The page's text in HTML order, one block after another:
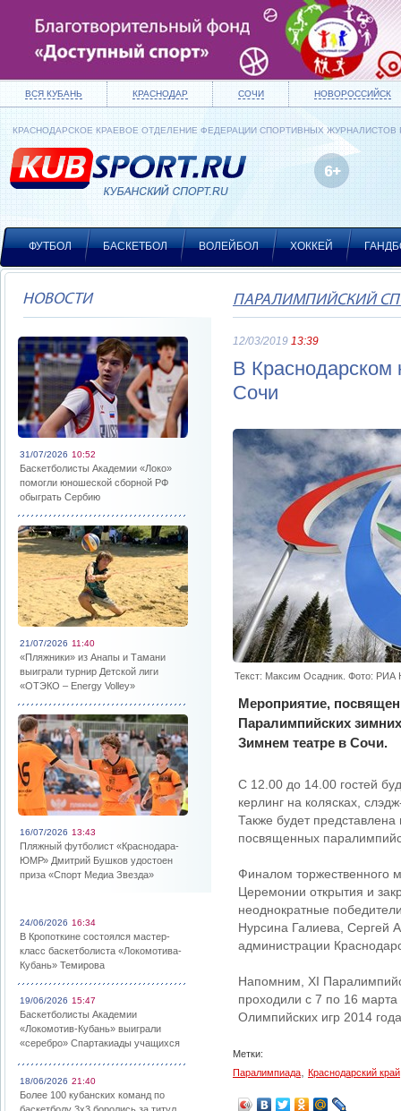
ВСЯ КУБАНЬ КРАСНОДАР СОЧИ НОВОРОССИЙСК
КРАСНОДАРСКОЕ КРАЕВОЕ ОТДЕЛЕНИЕ ФЕДЕРАЦИИ СПОРТИВНЫХ ЖУРНАЛИСТОВ
ФУТБОЛ БАСКЕТБОЛ ВОЛЕЙБОЛ ХОККЕЙ
НОВОСТИ
31/07/2026 10:52
Баскетболисты Академии «Локо»
помогли юношеской сборной РФ
обыграть Сербию
21/07/2026 11:40
«Пляжники» из Анапы и Тамани
выиграли турнир Детской лиги
«ОТЭКО – Energy Volley»
16/07/2026 13:43
Пляжный футболист «Краснодара-
ЮМР» Дмитрий Бушков удостоен
приза «Спорт Медиа Звезда»
24/06/2026 16:34
В Кропоткине состоялся мастер-
класс баскетболиста «Локомотива-
Кубань» Темирова
19/06/2026 15:47
Баскетболисты Академии
«Локомотив-Кубань» выиграли
«серебро» Спартакиады учащихся
18/06/2026 21:40
Более 100 кубанских команд по
ПАРАЛИМПИЙСКИЙ
12/03/2019 13:39
В Краснодарском
Сочи
Текст: Максим Осадник. Фото: РИА
Мероприятие,
Паралимпийских
Зимнем театре в Сочи.
С 12.00 до 14.00 гостей
керлинг на колясках,
Также будет
посвященных
Финалом торжественного
Церемонии открытия и
неоднократные
Нурсина Галиева, Сергей
администрации
Напомним, XI
проходили с 7 по 16
Олимпийских игр 2014
Метки:
Паралимпиада
Краснодарский край